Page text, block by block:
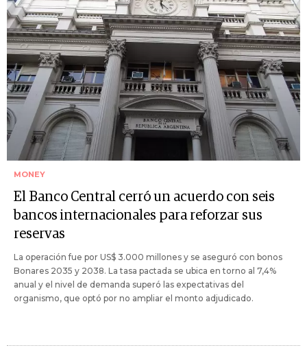
MONEY
El Banco Central cerró un acuerdo con seis
bancos internacionales para reforzar sus
reservas
La operación fue por US$ 3.000 millones y se aseguró con bonos
Bonares 2035 y 2038. La tasa pactada se ubica en torno al 7,4%
anual y el nivel de demanda superó las expectativas del
organismo, que optó por no ampliar el monto adjudicado.